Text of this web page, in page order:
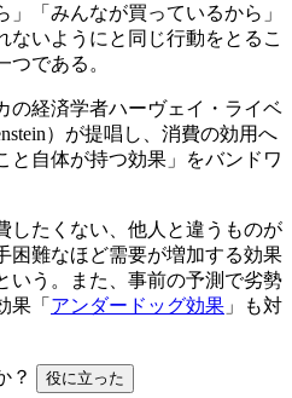
」「みんなが買っているから」
ないようにと同じ行動をとるこ
つである。
の経済学者ハーヴェイ・ライベ
）が提唱し、消費の効用へ
と自体が持つ効果」をバンドワ
したくない、他人と違うものが
困難なほど需要が増加する効果
いう。また、事前の予測で劣勢
果「 アンダードッグ効果 」も対
？ 役に立った